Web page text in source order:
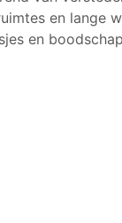
en lange
en